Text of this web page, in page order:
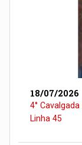
18/07/2026
4°
Linha 45